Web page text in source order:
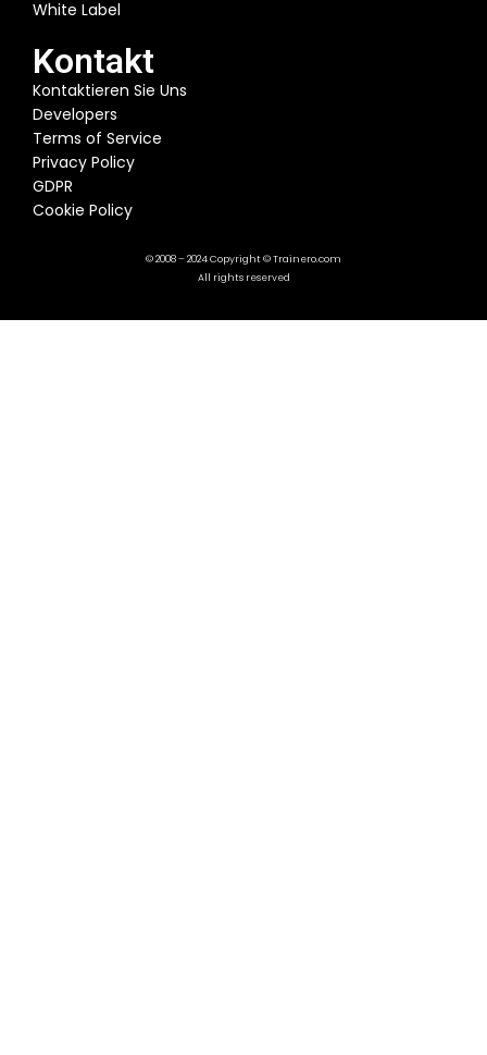
White Label
Kontakt
Kontaktieren Sie Uns
Developers
Terms of Service
Privacy Policy
GDPR
Cookie Policy
© 2008 – 2024 Copyright © Trainero.com
All rights reserved